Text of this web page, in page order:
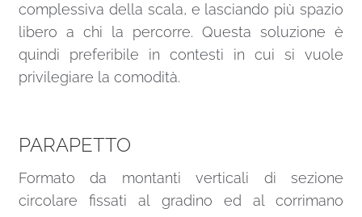
complessiva della scala, e lasciando più spazio
libero a chi la percorre. Questa soluzione è
quindi preferibile in contesti in cui si vuole
privilegiare la comodità.
PARAPETTO
Formato da montanti verticali di sezione
circolare fissati al gradino ed al corrimano